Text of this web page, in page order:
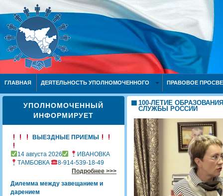
ГЛАВНАЯ ДЕЯТЕЛЬНОСТЬ УПОЛНОМОЧЕННОГО ПРАВОВОЕ
УПОЛНОМОЧЕННЫЙ
ИНФОРМИРУЕТ
ВЫЕЗДНЫЕ ПРИЕМЫ
14 августа 2026
ИВАНОВКА
ТАМБОВКА
8-914-539-18-49
Подробнее >>>
Дилемма между завещанием и
дарением
100-ЛЕТИЕ
СЛУЖБЫ РОССИИ